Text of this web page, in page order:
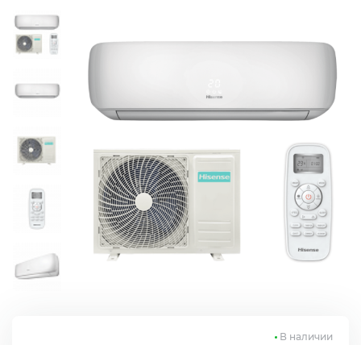
В наличии